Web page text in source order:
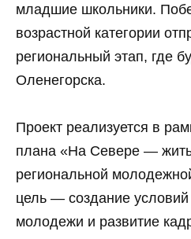
младшие школьники.
возрастной категории
региональный этап, где
Оленегорска.
Проект реализуется в
плана «На Севере —
региональной
цель — создание
молодежи и развитие